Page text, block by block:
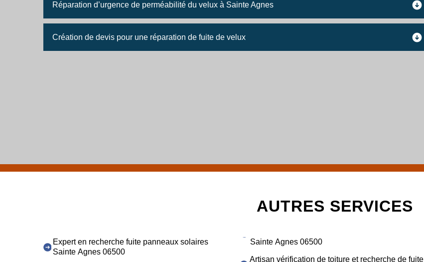
Réparation d’urgence de perméabilité du velux à Sainte Agnes
Création de devis pour une réparation de fuite de velux
AUTRES SERVICES
Expert en recherche fuite panneaux solaires
Sainte Agnes 06500
Sainte Agnes 06500
Artisan vérification de toiture et recherche de fuite